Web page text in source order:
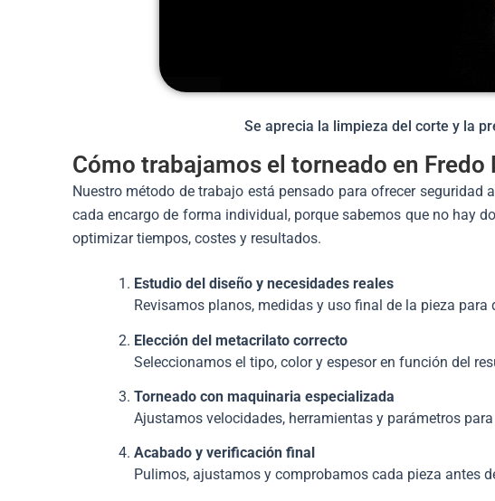
Se aprecia la limpieza del corte y la
Cómo trabajamos el torneado en
Nuestro método de trabajo está pensado para ofrecer seguridad
cada encargo de forma individual, porque sabemos que no hay
optimizar tiempos, costes y resultados.
Estudio del diseño y necesidades reales
Revisamos planos, medidas y uso final de la pieza
Elección del metacrilato correcto
Seleccionamos el tipo, color y espesor en función del
Torneado con maquinaria especializada
Ajustamos velocidades, herramientas y parámetros
Acabado y verificación final
Pulimos, ajustamos y comprobamos cada pieza antes